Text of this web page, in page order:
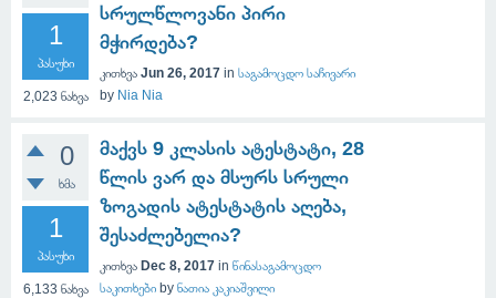
1
პასუხი
2,023 ნახვა
სრულწლოვანი პირი
მჭირდება?
კითხვა Jun 26, 2017 in საგამოცდო საჩივარი
by Nia Nia
0
ხმა
1
პასუხი
6,133 ნახვა
მაქვს 9 კლასის ატესტატი, 28
წლის ვარ და მსურს სრული
ზოგადის ატესტატის აღება,
შესაძლებელია?
კითხვა Dec 8, 2017 in წინასაგამოცდო
საკითხები by ნათია კაკიაშვილი